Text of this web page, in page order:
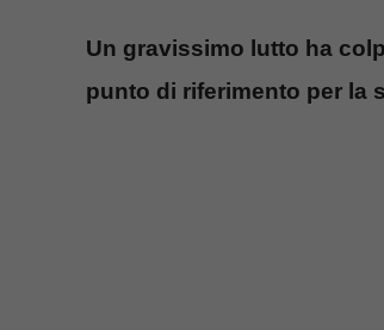
Un gravissimo lutto ha
punto di riferimento per la